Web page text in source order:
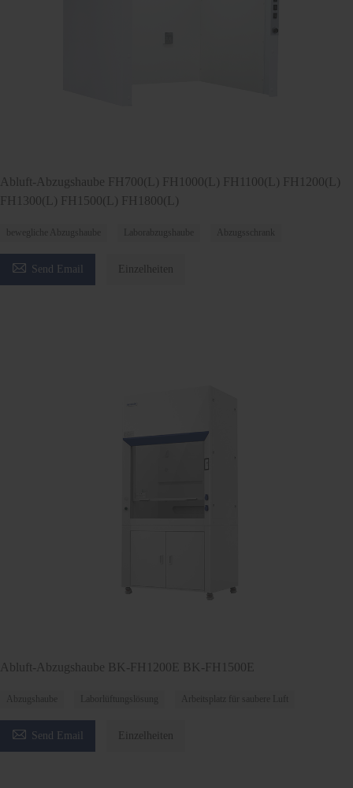
Abluft-Abzugshaube FH700(L) FH1000(L) FH1100(L) FH1200(L)
FH1300(L) FH1500(L) FH1800(L)
bewegliche Abzugshaube Laborabzugshaube Abzugsschrank
 Send Email Einzelheiten
Abluft-Abzugshaube BK-FH1200E BK-FH1500E
Abzugshaube Laborlüftungslösung Arbeitsplatz für saubere Luft
 Send Email Einzelheiten